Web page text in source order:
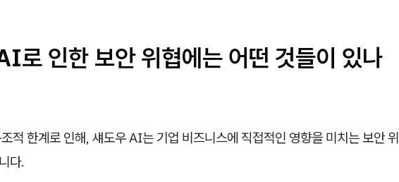
로 인한 보안 위협에는 어떤 것들이 있나
적 한계로 인해, 섀도우 AI는 기업 비즈니스에 직접적인 영향을 미치는 보안 위
다.